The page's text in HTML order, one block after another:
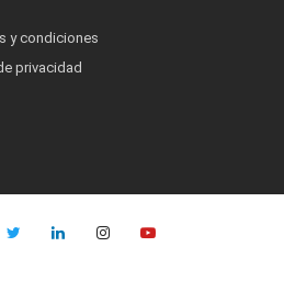
y condiciones
privacidad